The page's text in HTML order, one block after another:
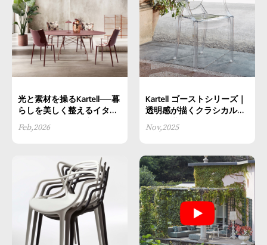
光と素材を操るKartell──暮
らしを美しく整えるイタリ
アンデザインの秘密
Feb,2026
Kartell ゴーストシリーズ｜
透明感が描くクラシカルモ
ダンの世界
Nov,2025